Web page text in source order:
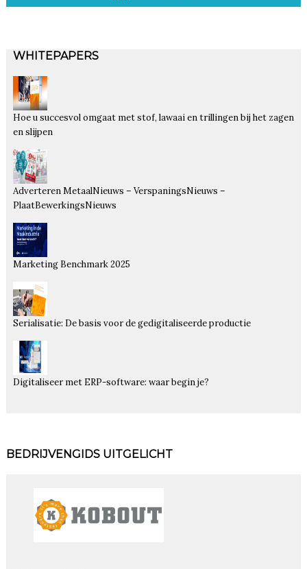
WHITEPAPERS
Hoe u succesvol omgaat met stof, lawaai en trillingen bij het zagen
en slijpen
Adverteren MetaalNieuws – VerspaningsNieuws –
PlaatBewerkingsNieuws
Marketing Benchmark 2025
Serialisatie: De basis voor de gedigitaliseerde productie
Digitaliseer met ERP-software: waar begin je?
BEDRIJVENGIDS UITGELICHT